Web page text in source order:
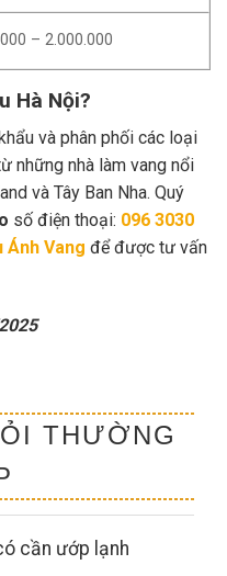
– 2.000.000
Hà Nội?
và phân phối các loại
những nhà làm vang nổi
và Tây Ban Nha. Quý
số điện thoại: 096 3030
Ánh Vang để được tư vấn
THƯỜNG
cần ướp lạnh